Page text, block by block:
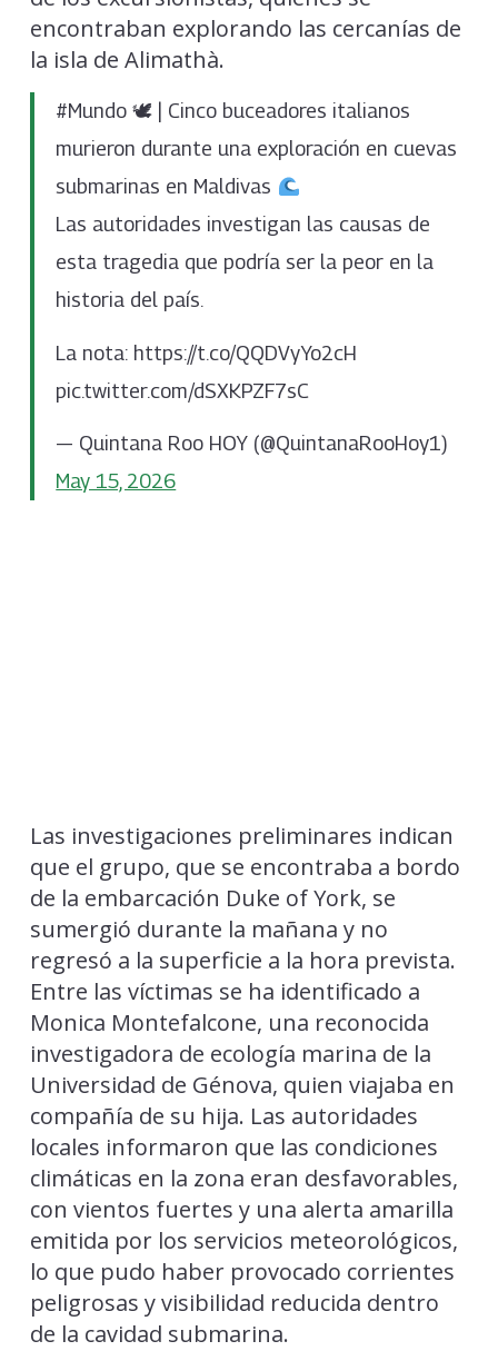
encontraban explorando las cercanías de
la isla de Alimathà.
#Mundo 🕊 | Cinco buceadores italianos
murieron durante una exploración en cuevas
submarinas en Maldivas
Las autoridades investigan las causas de
esta tragedia que podría ser la peor en la
historia del país.
La nota: https://t.co/QQDVyYo2cH
pic.twitter.com/dSXKPZF7sC
— Quintana Roo HOY (@QuintanaRooHoy1)
May 15, 2026
Las investigaciones preliminares indican
que el grupo, que se encontraba a bordo
de la embarcación Duke of York, se
sumergió durante la mañana y no
regresó a la superficie a la hora prevista.
Entre las víctimas se ha identificado a
Monica Montefalcone, una reconocida
investigadora de ecología marina de la
Universidad de Génova, quien viajaba en
compañía de su hija. Las autoridades
locales informaron que las condiciones
climáticas en la zona eran desfavorables,
con vientos fuertes y una alerta amarilla
emitida por los servicios meteorológicos,
lo que pudo haber provocado corrientes
peligrosas y visibilidad reducida dentro
de la cavidad submarina.